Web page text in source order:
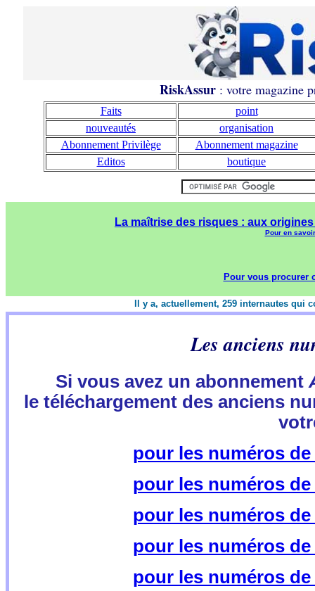
RiskAssur: votre magazine
Faits
point
nouveautés
organisation
Abonnement Privilège
Abonnement magazine
Editos
boutique
La maîtrise des risques : aux
Pour en
Pour vous procurer
Il y a, actuellement, 259 internautes qui
Les anciens
Si vous avez un abonnement
le téléchargement des anciens
pour les numéros de
pour les numéros de
pour les numéros de
pour les numéros de
pour les numéros de